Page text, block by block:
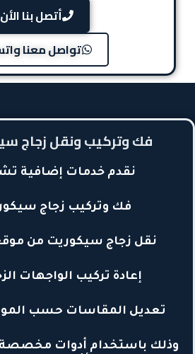
أتصل بنا الأن
تواصل معنا
فك وتركيب ونقل زجاج
نقدم خدمات إضافية
فك وتركيب زجاج
نقل زجاج سيكوريت من
إعادة تركيب الواجهات
تعديل المقاسات حسب
وذلك باستخدام أدوات